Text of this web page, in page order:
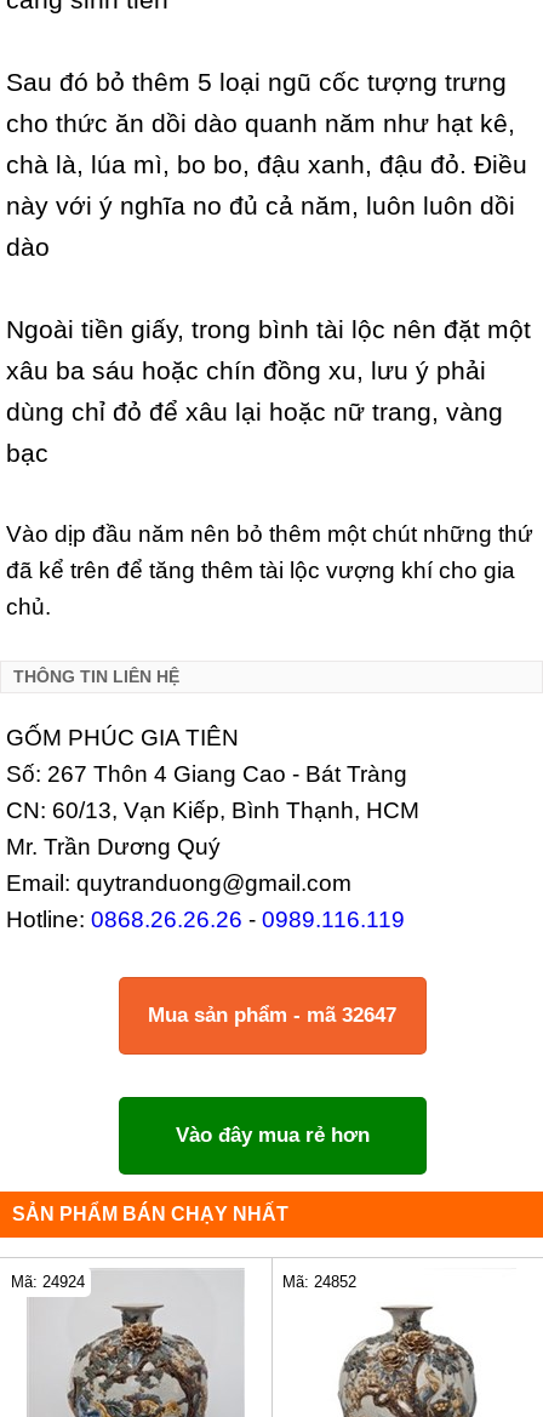
Sau đó bỏ thêm 5 loại ngũ cốc tượng trưng
cho thức ăn dồi dào quanh năm như hạt kê,
chà là, lúa mì, bo bo, đậu xanh, đậu đỏ. Điều
này với ý nghĩa no đủ cả năm, luôn luôn dồi
dào
Ngoài tiền giấy, trong bình tài lộc nên đặt một
xâu ba sáu hoặc chín đồng xu, lưu ý phải
dùng chỉ đỏ để xâu lại hoặc nữ trang, vàng
bạc
Vào dịp đầu năm nên bỏ thêm một chút những thứ
đã kể trên để tăng thêm tài lộc vượng khí cho gia
chủ.
THÔNG TIN LIÊN HỆ
GỐM PHÚC GIA TIÊN
Số: 267 Thôn 4 Giang Cao - Bát Tràng
CN: 60/13, Vạn Kiếp, Bình Thạnh, HCM
Mr. Trần Dương Quý
Email: quytranduong@gmail.com
Hotline: 0868.26.26.26 - 0989.116.119
Mua sản phẩm - mã 32647
Vào đây mua rẻ hơn
SẢN PHẨM BÁN CHẠY NHẤT
Mã: 24924 Mã: 24852